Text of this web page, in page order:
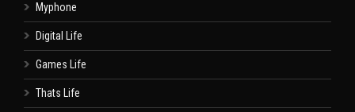
Myphone
Digital Life
Games Life
Thats Life